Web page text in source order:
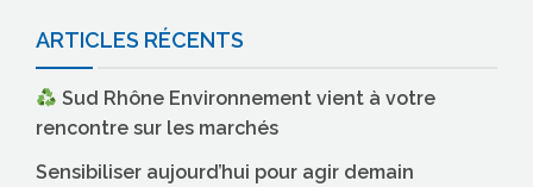
ARTICLES RÉCENTS
Sud Rhône Environnement vient à votre
rencontre sur les marchés
Sensibiliser aujourd’hui pour agir demain